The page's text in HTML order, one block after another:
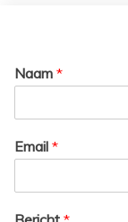
Naam *
Email *